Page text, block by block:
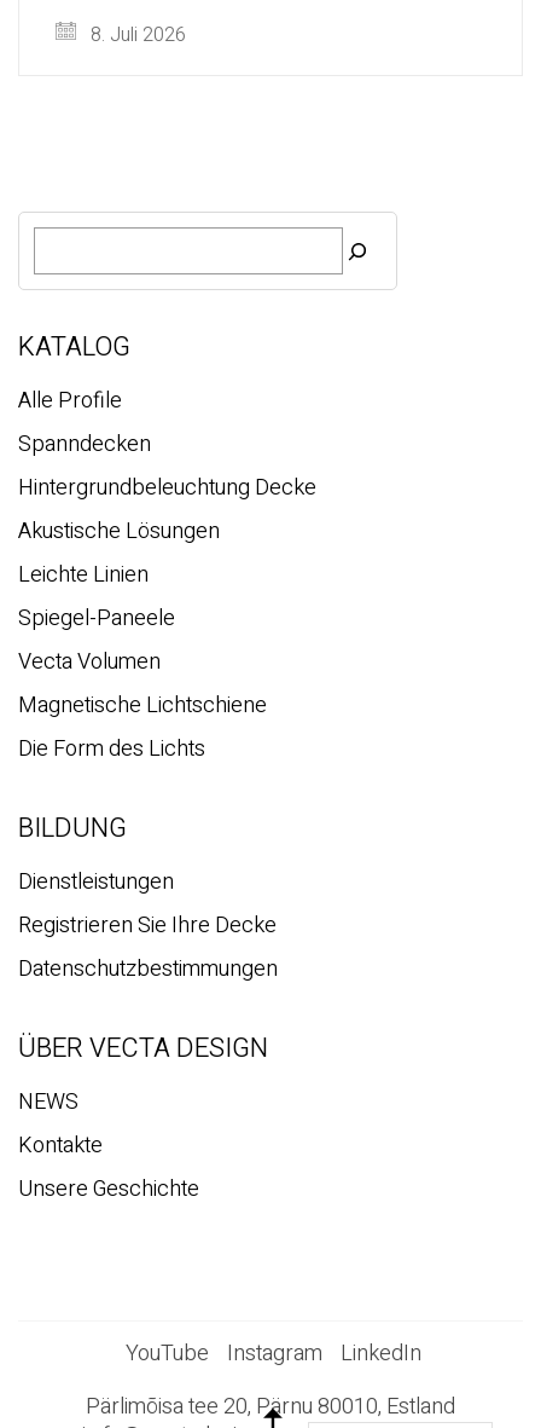
8. Juli 2026
S
c
e
KATALOG
Alle Profile
Spanndecken
Hintergrundbeleuchtung Decke
Akustische Lösungen
Leichte Linien
Spiegel-Paneele
Vecta Volumen
Magnetische Lichtschiene
Die Form des Lichts
BILDUNG
Dienstleistungen
Registrieren Sie Ihre Decke
Datenschutzbestimmungen
ÜBER VECTA DESIGN
NEWS
Kontakte
Unsere Geschichte
YouTube Instagram
LinkedIn
Pärlimõisa tee 20, Pärnu 80010, Estland